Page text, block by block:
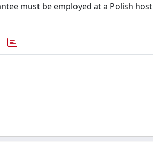
must be employed at a Polish host